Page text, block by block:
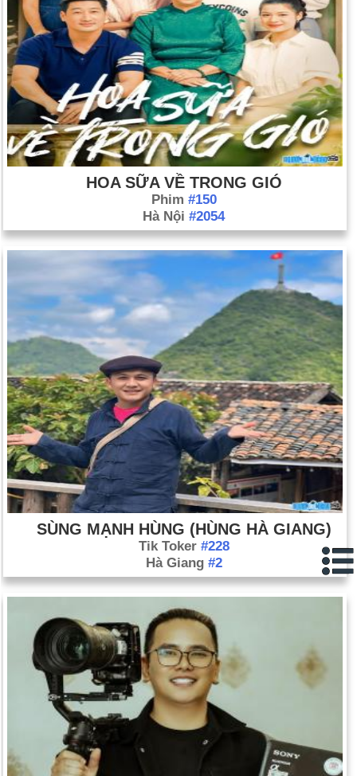
HOA SỮA VỀ TRONG GIÓ
Phim #150
Hà Nội #2054
SÙNG MẠNH HÙNG (HÙNG HÀ GIANG)
Tik Toker #228
Hà Giang #2